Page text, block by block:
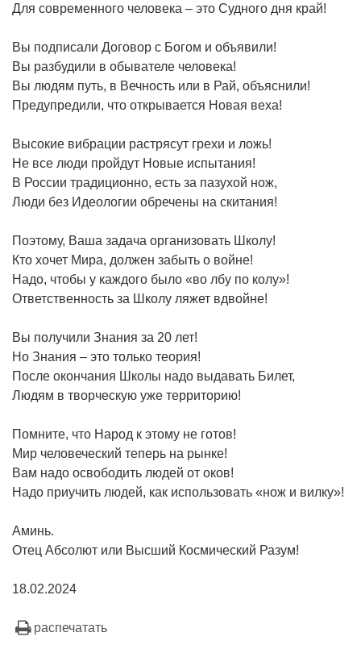
Для современного человека – это Судного дня край!
Вы подписали Договор с Богом и объявили!
Вы разбудили в обывателе человека!
Вы людям путь, в Вечность или в Рай, объяснили!
Предупредили, что открывается Новая веха!
Высокие вибрации растрясут грехи и ложь!
Не все люди пройдут Новые испытания!
В России традиционно, есть за пазухой нож,
Люди без Идеологии обречены на скитания!
Поэтому, Ваша задача организовать Школу!
Кто хочет Мира, должен забыть о войне!
Надо, чтобы у каждого было «во лбу по колу»!
Ответственность за Школу ляжет вдвойне!
Вы получили Знания за 20 лет!
Но Знания – это только теория!
После окончания Школы надо выдавать Билет,
Людям в творческую уже территорию!
Помните, что Народ к этому не готов!
Мир человеческий теперь на рынке!
Вам надо освободить людей от оков!
Надо приучить людей, как использовать «нож и вилку»!
Аминь.
Отец Абсолют или Высший Космический Разум!
18.02.2024
распечатать